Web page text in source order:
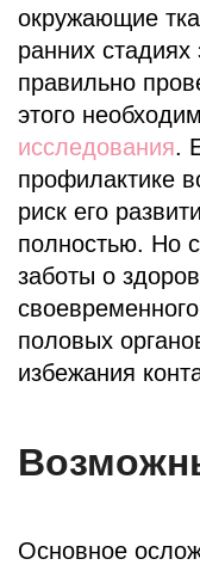
окружающие
ранних
правильно
этого
исследования.
профилактике
риск его
полностью. Но
заботы о
половых
избежания
Основное